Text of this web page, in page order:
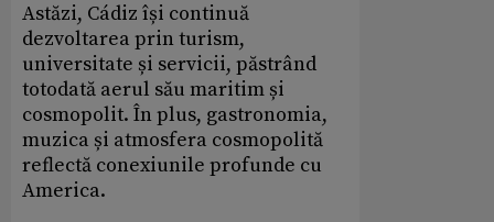
Astăzi, Cádiz își continuă
dezvoltarea prin turism,
universitate și servicii, păstrând
totodată aerul său maritim și
cosmopolit. În plus, gastronomia,
muzica și atmosfera cosmopolită
reflectă conexiunile profunde cu
America.